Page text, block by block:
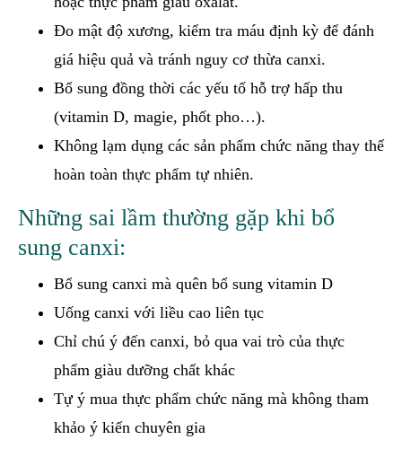
Đo mật độ xương, kiểm tra máu định kỳ để đánh
giá hiệu quả và tránh nguy cơ thừa canxi.
Bổ sung đồng thời các yếu tố hỗ trợ hấp thu
(vitamin D, magie, phốt pho…).
Không lạm dụng các sản phẩm chức năng thay thế
hoàn toàn thực phẩm tự nhiên.
Những sai lầm thường gặp khi bổ
sung canxi:
Bổ sung canxi mà quên bổ sung vitamin D
Uống canxi với liều cao liên tục
Chỉ chú ý đến canxi, bỏ qua vai trò của thực
phẩm giàu dưỡng chất khác
Tự ý mua thực phẩm chức năng mà không tham
khảo ý kiến chuyên gia